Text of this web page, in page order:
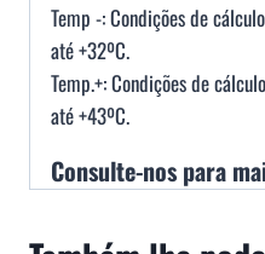
Temp -: Condições de
até +32ºC.
Temp.+: Condições de
até +43ºC.
Consulte-nos para